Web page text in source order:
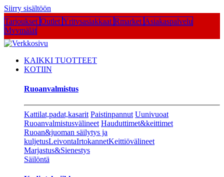
Siirry sisältöön
Tarjoukset Outlet Yritysasiakkaat Rmarket Asiakaspalvelu
Myymälät
KAIKKI TUOTTEET
KOTIIN
Ruoanvalmistus
Kattilat,padat,kasarit Paistinpannut Uunivuoat
Ruoanvalmistusvälineet Hauduttimet&keittimet
Ruoan&juoman säilytys ja
kuljetusLeivontaIrtokannetKeittiövälineet
Marjastus&Sienestys
Säilöntä